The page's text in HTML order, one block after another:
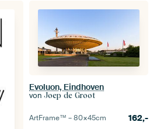
Evoluon, Eindhoven
von Joep de Groot
ArtFrame™ –80×45cm 162,-